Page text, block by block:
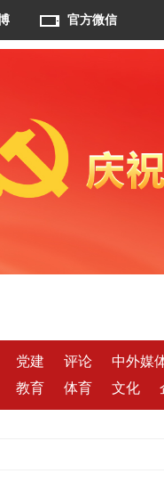
官方微信
党建 评论
中外媒
教育 体育 文化